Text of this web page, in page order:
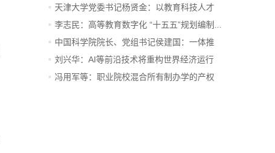
发...
天津大学党委书记杨贤金：以教育科技人才
一...
李志民：高等教育数字化 “十五五”规划编制...
中国科学院院长、党组书记侯建国：一体推
进...
刘兴华：AI等前沿技术将重构世界经济运行
底...
冯用军等：职业院校混合所有制办学的产权